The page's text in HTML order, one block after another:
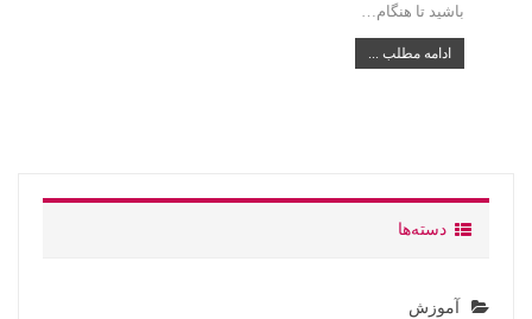
باشید تا هنگام…
ادامه مطلب ...
دسته‌ها
آموزش